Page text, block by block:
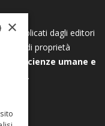
pubblicati dagli editori
è di proprietà
di scienze umane e
lucro.
×